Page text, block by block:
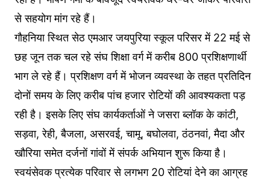
से सहयोग मांग रहे हैं।
गौहनिया स्थित सेठ एमआर जयपुरिया स्कूल परिसर में 22 मई से
छह जून तक चल रहे संघ शिक्षा वर्ग में करीब 800 प्रशिक्षणार्थी
भाग ले रहे हैं। प्रशिक्षण वर्ग में भोजन व्यवस्था के तहत प्रतिदिन
दोनों समय के लिए करीब पांच हजार रोटियों की आवश्यकता पड़
रही है। इसके लिए संघ कार्यकर्ताओं ने जसरा ब्लॉक के कांटी,
सड़वा, रेही, बैजला, असरवई, चामू, बघोलवा, ठंठनवां, मैदा और
खौरिया समेत दर्जनों गांवों में संपर्क अभियान शुरू किया है।
स्वयंसेवक प्रत्येक परिवार से लगभग 20 रोटियां देने का आग्रह